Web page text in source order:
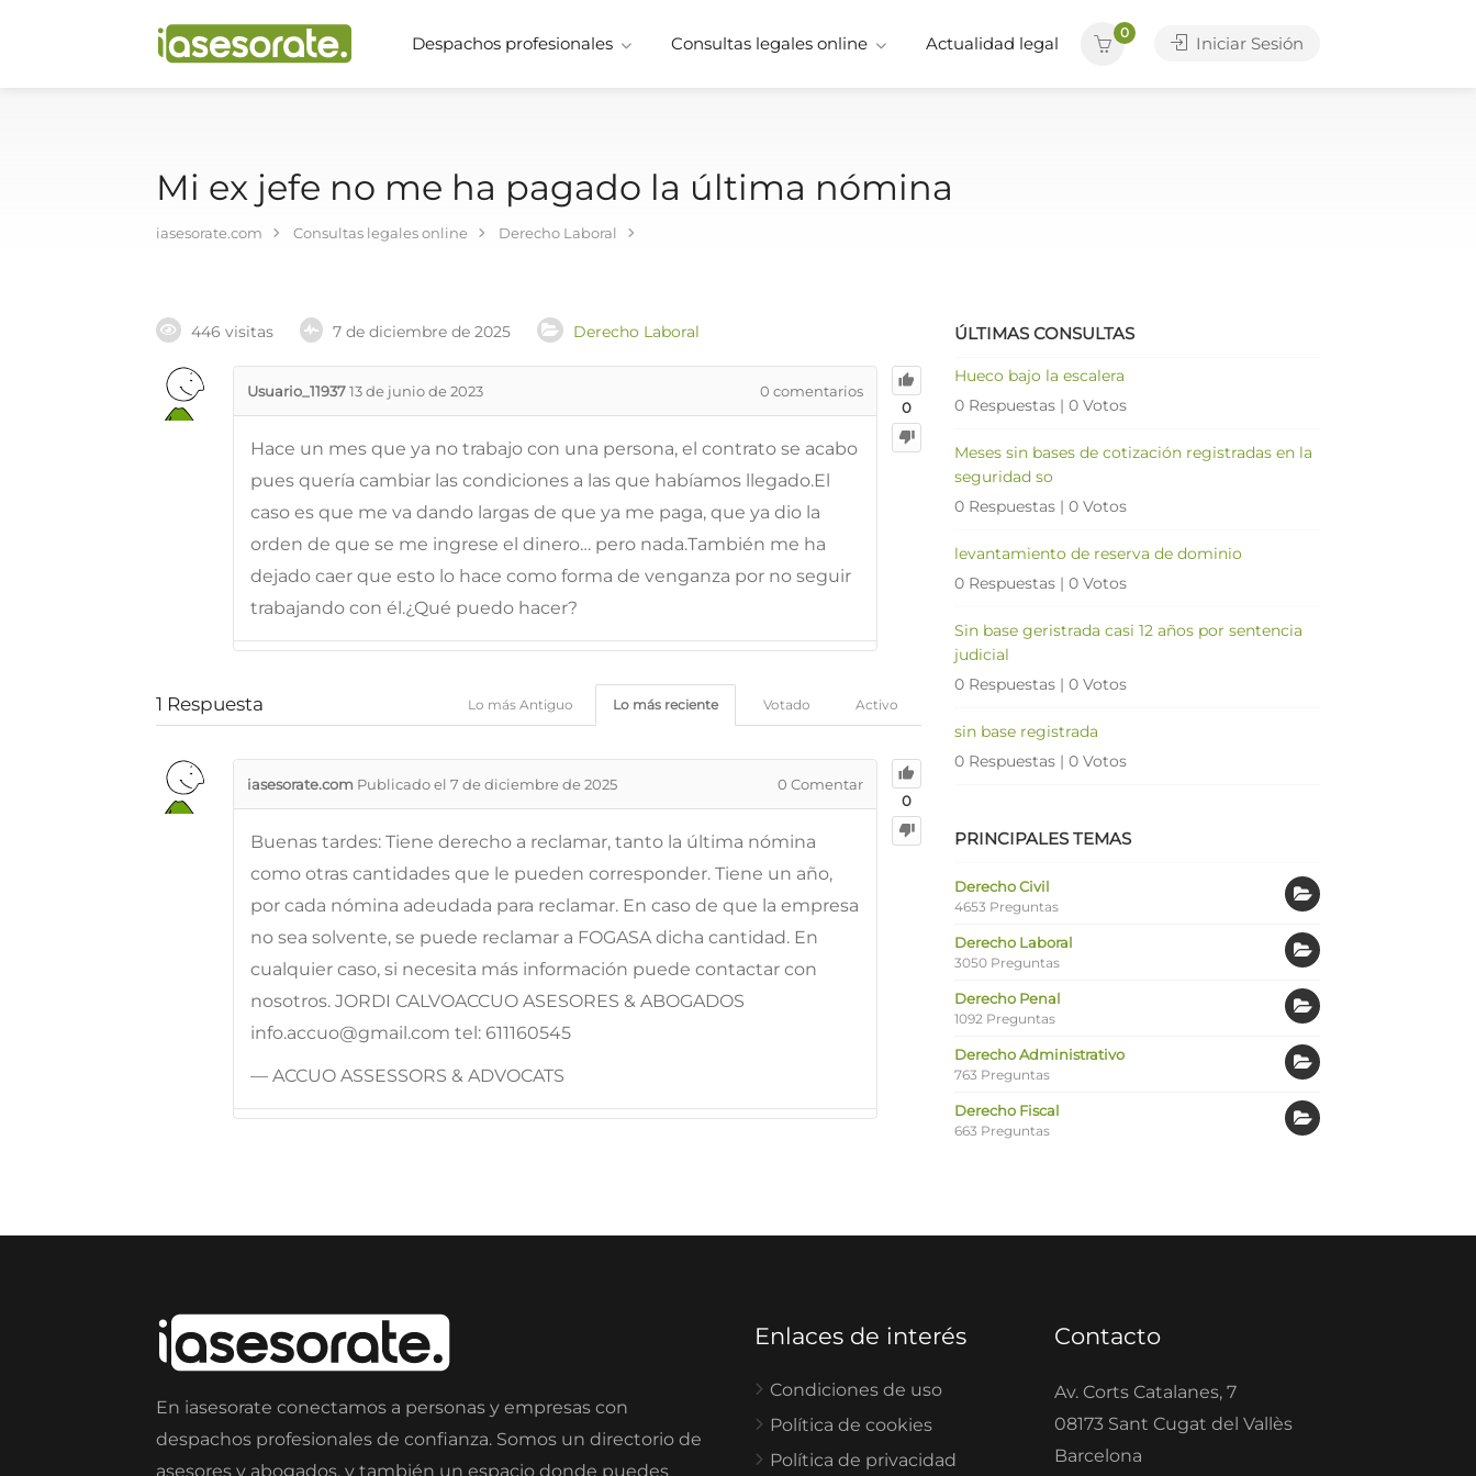
Despachos profesionales Consultas legales online Actualidad legal
0
Iniciar Sesión
Mi ex jefe no me ha pagado la última nómina
iasesorate.com Consultas legales online Derecho Laboral
446 visitas 7 de diciembre de 2025 Derecho Laboral
0
Usuario_1193713 de junio de 2023 0 comentarios
Hace un mes que ya no trabajo con una persona, el contrato se acabo
pues quería cambiar las condiciones a las que habíamos llegado.El
caso es que me va dando largas de que ya me paga, que ya dio la
orden de que se me ingrese el dinero… pero nada.También me ha
dejado caer que esto lo hace como forma de venganza por no seguir
trabajando con él.¿Qué puedo hacer?
1 Respuesta Activo
Votado
Lo más reciente
Lo más Antiguo
0
iasesorate.com Publicado el 7 de diciembre de 2025 0 Comentar
Buenas tardes: Tiene derecho a reclamar, tanto la última nómina
como otras cantidades que le pueden corresponder. Tiene un año,
por cada nómina adeudada para reclamar. En caso de que la empresa
no sea solvente, se puede reclamar a FOGASA dicha cantidad. En
cualquier caso, si necesita más información puede contactar con
nosotros. JORDI CALVOACCUO ASESORES & ABOGADOS
info.accuo@gmail.com tel: 611160545
— ACCUO ASSESSORS & ADVOCATS
ÚLTIMAS CONSULTAS
Hueco bajo la escalera
0 Respuestas | 0 Votos
Meses sin bases de cotización registradas en la
seguridad so
0 Respuestas | 0 Votos
levantamiento de reserva de dominio
0 Respuestas | 0 Votos
Sin base geristrada casi 12 años por sentencia
judicial
0 Respuestas | 0 Votos
sin base registrada
0 Respuestas | 0 Votos
PRINCIPALES TEMAS
Derecho Civil
4653 Preguntas
Derecho Laboral
3050 Preguntas
Derecho Penal
1092 Preguntas
Derecho Administrativo
763 Preguntas
Derecho Fiscal
663 Preguntas
En iasesorate conectamos a personas y empresas con
despachos profesionales de confianza. Somos un directorio de
asesores y abogados, y también un espacio donde puedes
Enlaces de interés
Condiciones de uso
Política de cookies
Política de privacidad
Contacto
Av. Corts Catalanes, 7
08173 Sant Cugat del Vallès
Barcelona